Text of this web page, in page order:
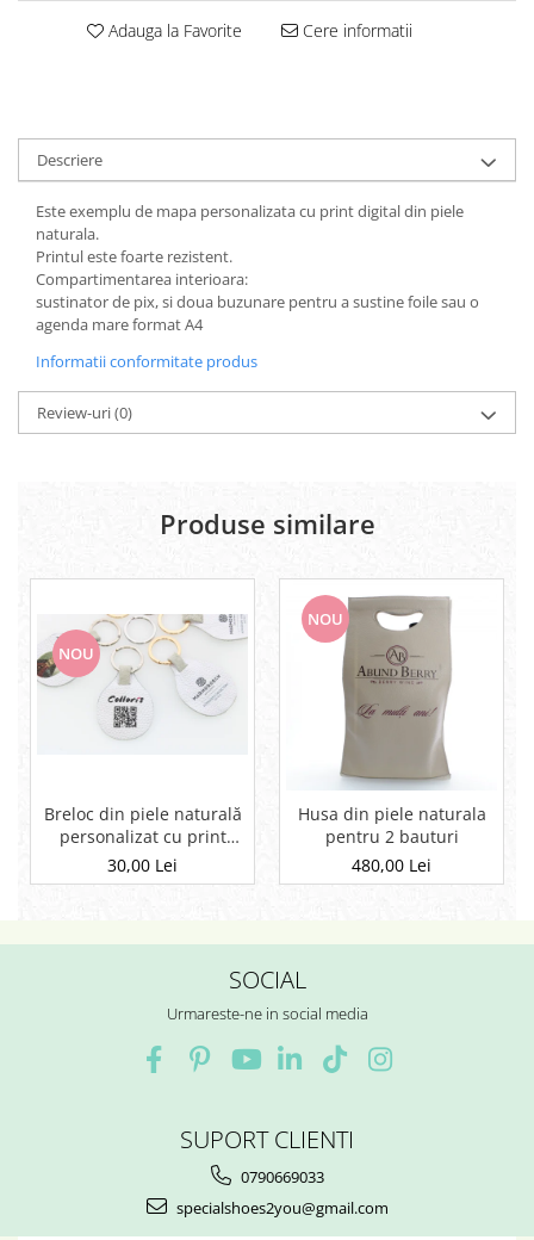
Adauga la Favorite Cere informatii
Descriere
Este exemplu de mapa personalizata cu print digital din piele
naturala.
Printul este foarte rezistent.
Compartimentarea interioara:
sustinator de pix, si doua buzunare pentru a sustine foile sau o
agenda mare format A4
Informatii conformitate produs
Review-uri(0)
Produse similare
NOU
Breloc din piele naturală
personalizat cu print
digital – Colloris
30,00 Lei
NOU
Husa din piele naturala
pentru 2 bauturi
480,00 Lei
SOCIAL
Urmareste-ne in social media
SUPORT CLIENTI
0790669033
specialshoes2you@gmail.com